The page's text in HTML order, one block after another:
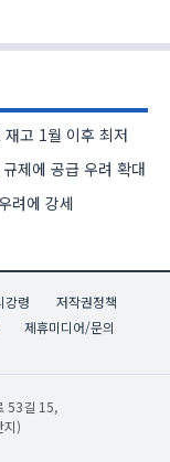
고 1월 이후 최저
제에 공급 우려 확대
려에 강세
강령
저작권정책
제휴미디어/문의
53길 15,
지)